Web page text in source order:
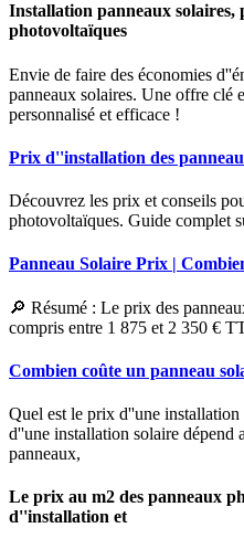
Installation panneaux solaires,
photovoltaïques
Envie de faire des économies
panneaux solaires. Une offre clé
personnalisé et efficace !
Prix d''installation des
Découvrez les prix et conseils
photovoltaïques. Guide complet
Panneau Solaire Prix |
🔎 Résumé : Le prix des
compris entre 1 875 et 2 350 €
Combien coûte un panneau
Quel est le prix d''une
d''une installation solaire dépend
panneaux,
Le prix au m2 des panneaux
d''installation et